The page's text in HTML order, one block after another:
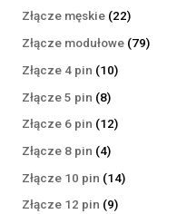
Złącze męskie 2222
produkty
Złącze modułowe 7979
Złącze 4 pin 1010
Złącze 5 pin 88
produktów
Złącze 6 pin 1212
Złącze 8 pin 44
produkty
Złącze 10 pin 1414
Złącze 12 pin 99